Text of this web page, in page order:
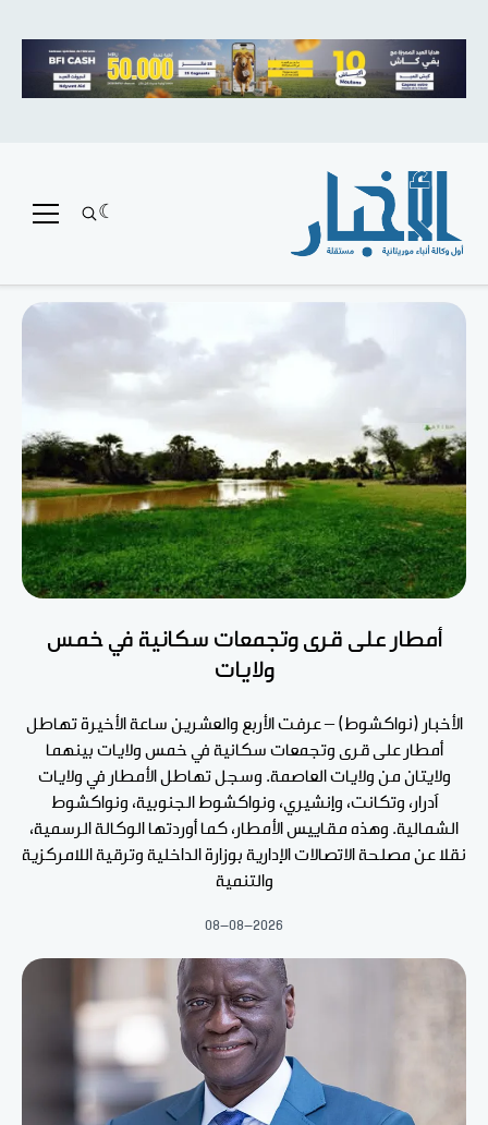
أمطار على قرى وتجمعات سكانية في خمس
ولايات
الأخبار (نواكشوط) – عرفت الأربع والعشرين ساعة الأخيرة تهاطل
أمطار على قرى وتجمعات سكانية في خمس ولايات بينهما
ولايتان من ولايات العاصمة. وسجل تهاطل الأمطار في ولايات
آدرار، وتكانت، وإنشيري، ونواكشوط الجنوبية، ونواكشوط
الشمالية. وهذه مقاييس الأمطار، كما أوردتها الوكالة الرسمية،
نقلا عن مصلحة الاتصالات الإدارية بوزارة الداخلية وترقية اللامركزية
والتنمية
08-08-2026